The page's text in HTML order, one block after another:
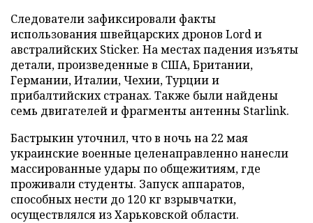
Следователи зафиксировали факты
использования швейцарских дронов Lord и
австралийских Sticker. На местах падения изъяты
детали, произведенные в США, Британии,
Германии, Италии, Чехии, Турции и
прибалтийских странах. Также были найдены
семь двигателей и фрагменты антенны Starlink.
Бастрыкин уточнил, что в ночь на 22 мая
украинские военные целенаправленно нанесли
массированные удары по общежитиям, где
проживали студенты. Запуск аппаратов,
способных нести до 120 кг взрывчатки,
осуществлялся из Харьковской области.